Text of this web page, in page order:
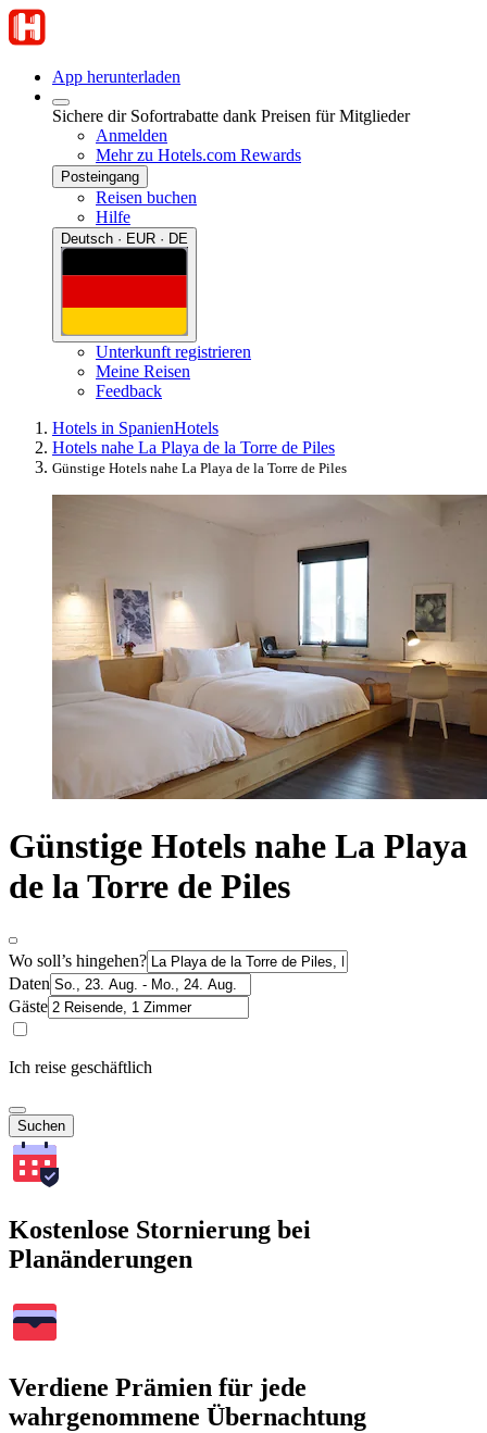
App herunterladen
Sichere dir Sofortrabatte dank Preisen für Mitglieder
Anmelden
Mehr zu Hotels.com Rewards
Posteingang
Reisen buchen
Hilfe
Deutsch · EUR · DE
Unterkunft registrieren
Meine Reisen
Feedback
Hotels in SpanienHotels
Hotels nahe La Playa de la Torre de Piles
Günstige Hotels nahe La Playa de la Torre de Piles
Günstige Hotels nahe La Playa
de la Torre de Piles
Wo soll’s hingehen?
Daten
Gäste
Ich reise geschäftlich
Suchen
Kostenlose Stornierung bei
Planänderungen
Verdiene Prämien für jede
wahrgenommene Übernachtung